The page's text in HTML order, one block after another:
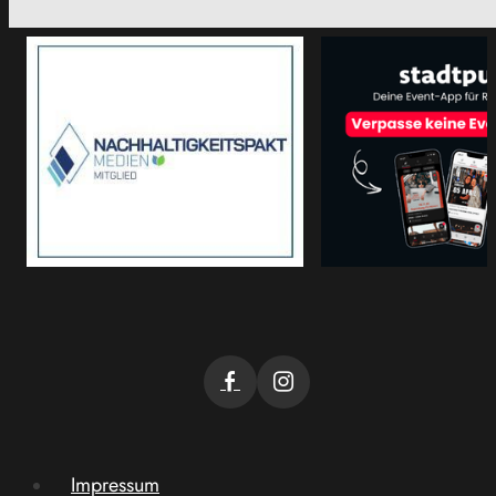
Impressum